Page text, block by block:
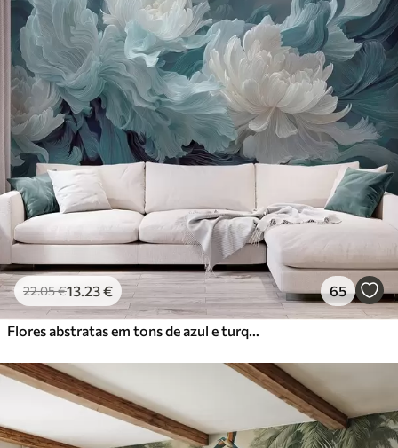
22.05€13 .23€ 65